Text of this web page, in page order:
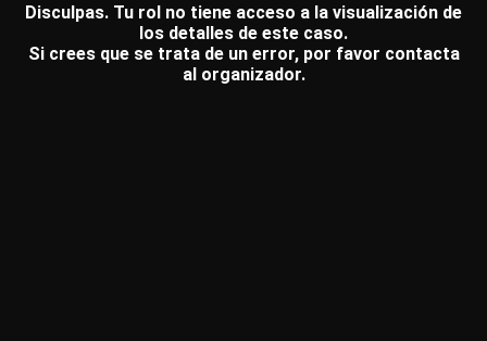
Disculpas. Tu rol no tiene acceso a la visualización de
los detalles de este caso.
Si crees que se trata de un error, por favor contacta
al organizador.